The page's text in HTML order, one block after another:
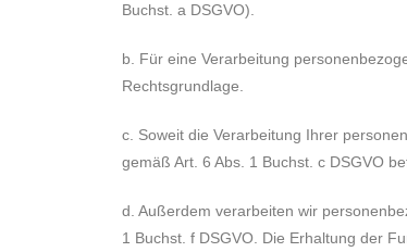
Buchst. a DSGVO).
b. Für eine Verarbeitung
Rechtsgrundlage.
c. Soweit die Verarbeitung Ihrer
gemäß Art. 6 Abs. 1 Buchst. c DSGVO
d. Außerdem verarbeiten wir
1 Buchst. f DSGVO. Die Erhaltung der